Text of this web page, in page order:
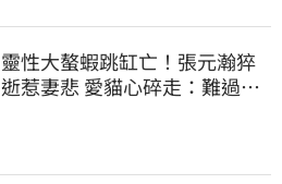
靈性大螯蝦跳缸亡！張元瀚猝
逝惹妻悲 愛貓心碎走：難過不